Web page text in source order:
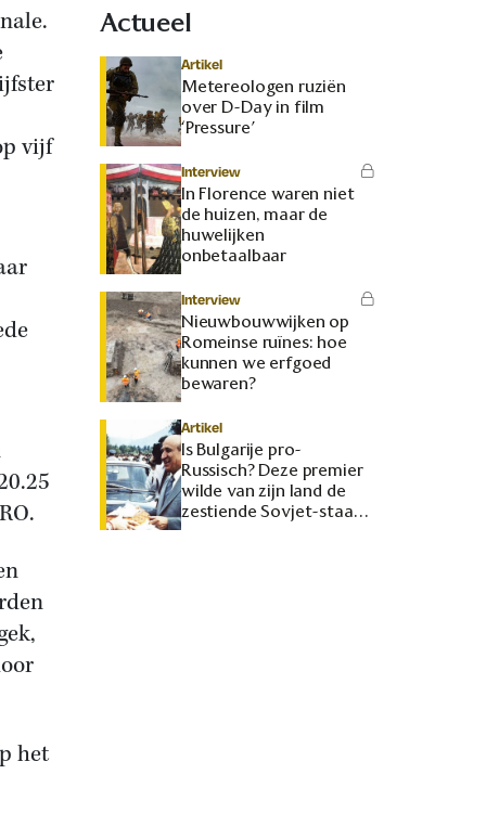
vijf
het
Actueel
Artikel
Metereologen ruziën
over D-Day in film
‘Pressure’
Interview
In Florence waren niet
de huizen, maar de
huwelijken
onbetaalbaar
Interview
Nieuwbouwwijken op
Romeinse ruïnes: hoe
kunnen we erfgoed
bewaren?
Artikel
Is Bulgarije pro-
Russisch? Deze premier
wilde van zijn land de
zestiende Sovjet-staat
maken